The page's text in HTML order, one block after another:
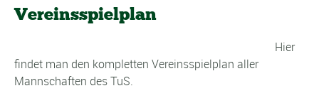
Vereinsspielplan
Hier
findet man den kompletten Vereinsspielplan aller
Mannschaften des TuS.